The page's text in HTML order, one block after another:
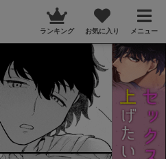
ランキング お気に入り メニュー